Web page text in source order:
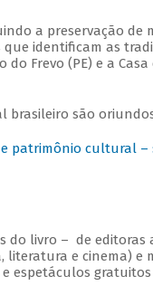
a preservação de
identificam as
Frevo (PE) e a Casa
brasileiro são
patrimônio cultural
livro – de editoras
e cinema) e
e espetáculos